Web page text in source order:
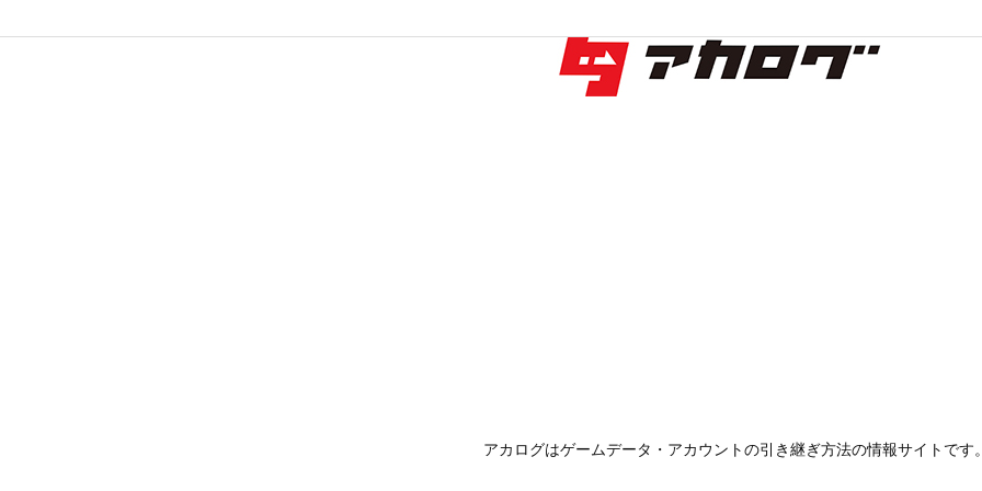
アカログはゲームデータ・アカウントの引き継ぎ方法の情報サイトです